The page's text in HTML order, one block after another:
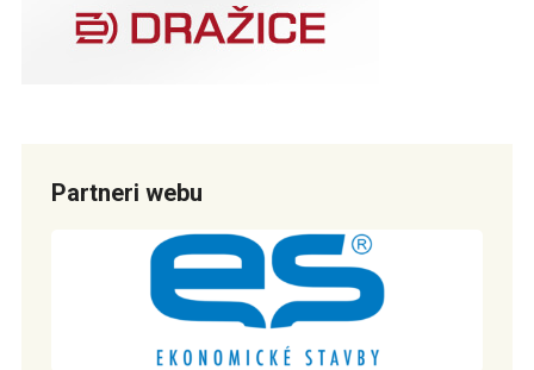
Partneri webu